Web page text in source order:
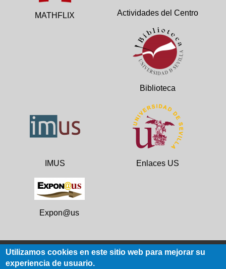
MATHFLIX Actividades del Centro
Biblioteca
IMUS Enlaces US
Expon@us
Datos de contacto
Utilizamos cookies en este sitio web para mejorar su
experiencia de usuario.